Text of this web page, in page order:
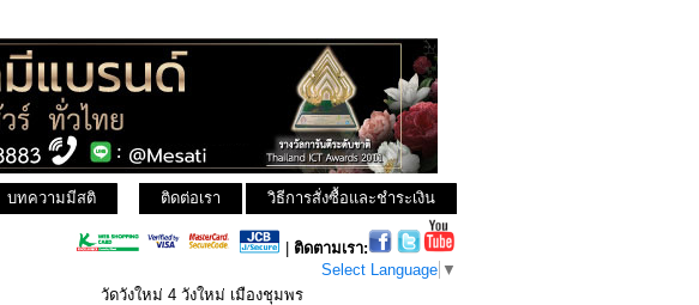
บทความมีสติ วิธีการสั่งซื้อและชำระเงิน
ติดต่อเรา
ติดตามเรา:
Select Language ▼
วัดวังใหม่ 4 วังใหม่ เมืองชุมพร